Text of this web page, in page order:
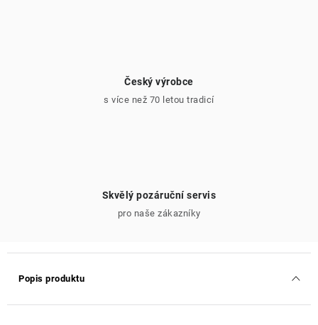
Český výrobce
s více než 70 letou tradicí
Skvělý pozáruční servis
pro naše zákazníky
Popis produktu